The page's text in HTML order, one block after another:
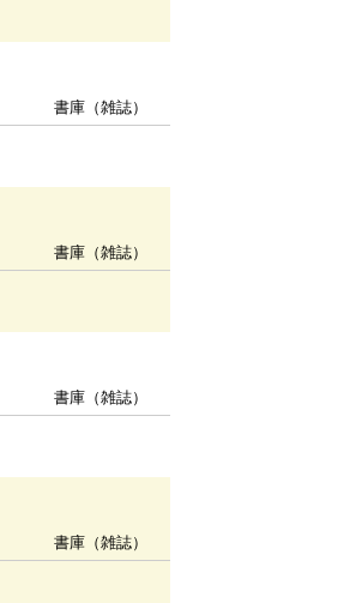
書庫（雑誌）
書庫（雑誌）
書庫（雑誌）
書庫（雑誌）